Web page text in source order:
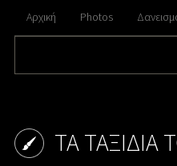
Αρχική Photos
ΤΑ ΤΑΞΙΔΙΑ